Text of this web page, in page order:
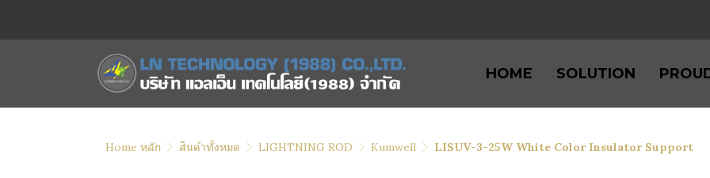
HOME SOLUTION
Home หลัก สินค้าทั้งหมด LIGHTNING ROD Kumwell LISUV-3-25W White Color Insulator Support